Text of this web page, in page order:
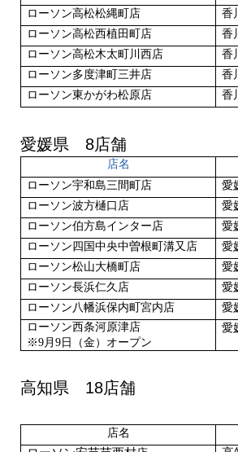
ローソン高松松縄町店
香
ローソン高松西植田町店
香
ローソン高松木太町川西店
香
ローソン多度津町三井店
香
ローソン東かがわ松原店
香
愛媛県 8店舗
店名
ローソン宇和島三間町店
愛
ローソン波方樋口店
愛
ローソン伯方島インター店
愛
ローソン四国中央中曽根町溝又店
愛
ローソン松山大橋町店
愛
ローソン長浜仁久店
愛
ローソン八幡浜保内町宮内店
愛
ローソン西条河原津店
※9月 9 日（金）オープン
愛
高知県 18店舗
店名